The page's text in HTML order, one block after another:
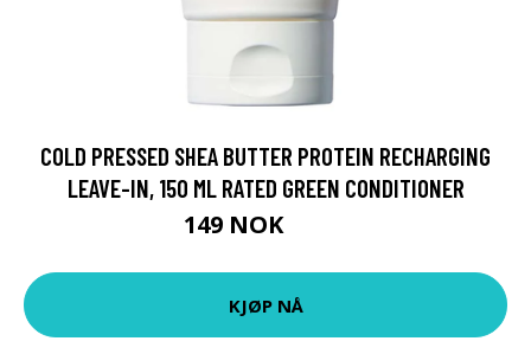
COLD PRESSED SHEA BUTTER PROTEIN RECHARGING
LEAVE-IN, 150 ML RATED GREEN CONDITIONER
149 NOK
KJØP NÅ